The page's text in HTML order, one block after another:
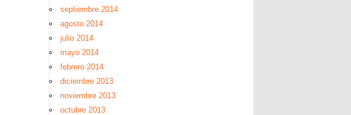
septiembre 2014
agosto 2014
julio 2014
mayo 2014
febrero 2014
diciembre 2013
noviembre 2013
octubre 2013